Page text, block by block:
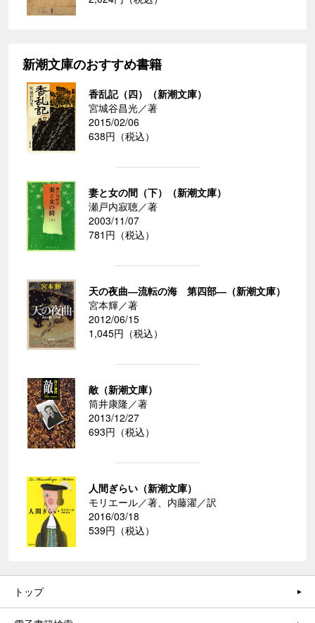
新潮文庫のおすすめ書籍
香乱記（四）（新潮文庫）
宮城谷昌光／著
2015/02/06
638円（税込）
妻と女の間（下）（新潮文庫）
瀬戸内寂聴／著
2003/11/07
781円（税込）
天の夜曲―流転の海 第四部―（新潮文庫）
宮本輝／著
2012/06/15
1,045円（税込）
敵（新潮文庫）
筒井康隆／著
2013/12/27
693円（税込）
人間ぎらい（新潮文庫）
モリエール／著、内藤濯／訳
2016/03/18
539円（税込）
トップ